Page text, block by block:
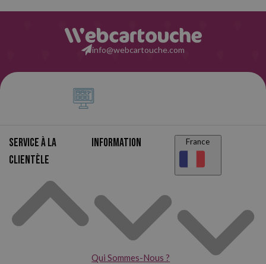
info@webcartouche.com
Service à la
clientèle
Information
Qui Sommes-Nous ?
France